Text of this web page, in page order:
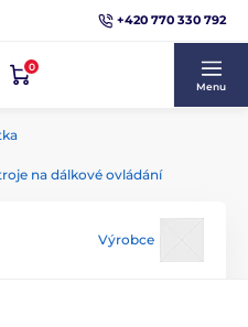
+420 770 330 792
0
Menu
na dálkové ovládání
Výrobce